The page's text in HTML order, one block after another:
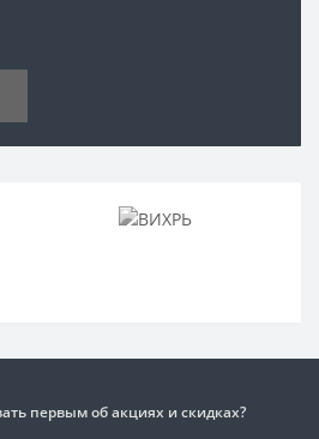
первым об акциях и скидках?